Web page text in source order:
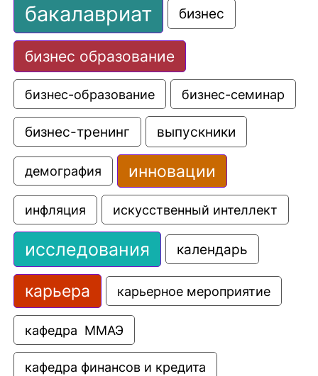
бакалавриат бизнес
бизнес образование
бизнес-образование бизнес-семинар
бизнес-тренинг выпускники
демография инновации
инфляция искусственный интеллект
исследования календарь
карьера карьерное мероприятие
кафедра  ММАЭ
кафедра финансов и кредита